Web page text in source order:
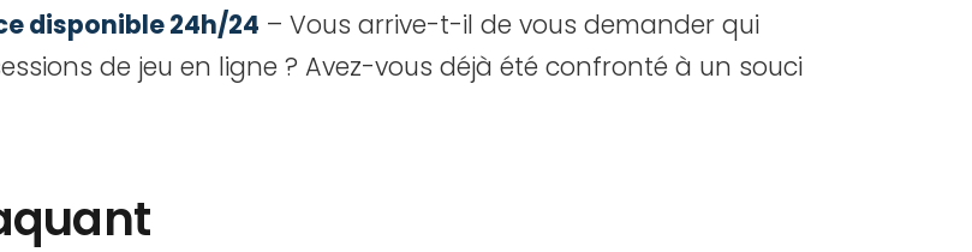
disponible 24h/24 – Vous arrive-t-il de vous demander qui
de jeu en ligne ? Avez-vous déjà été confronté à un souci